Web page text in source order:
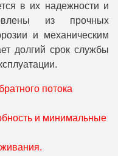
в их надежности и
из прочных
и механическим
долгий срок службы
потока
и минимальные